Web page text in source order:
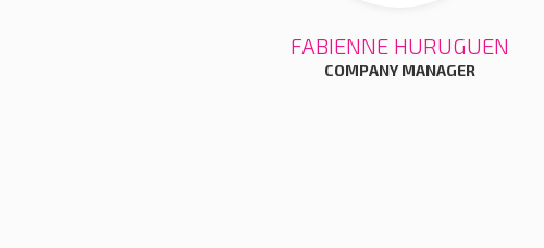
FABIENNE HURUGUEN
COMPANY MANAGER